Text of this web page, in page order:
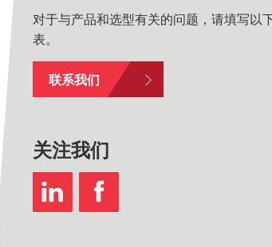
对于与产品和选型有关的问题，请填写以
表。
联系我们
关注我们